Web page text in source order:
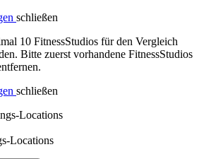
schließen
10 FitnessStudios für den Vergleich
Bitte zuerst vorhandene FitnessStudios
schließen
Locations
Locations